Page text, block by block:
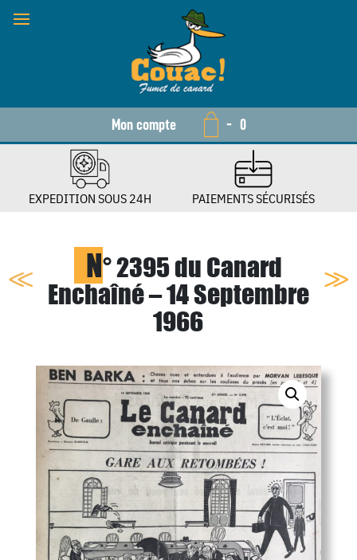
Mon compte - 0
EXPEDITION SOUS 24H PAIEMENTS SÉCURISÉS
N° 2395 du Canard
Enchaîné – 14 Septembre
1966